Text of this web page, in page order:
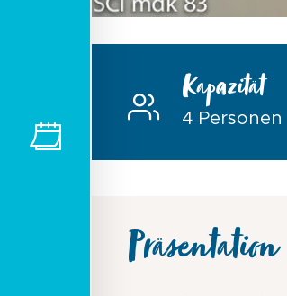
Kapazität
4 Personen
Präsentation